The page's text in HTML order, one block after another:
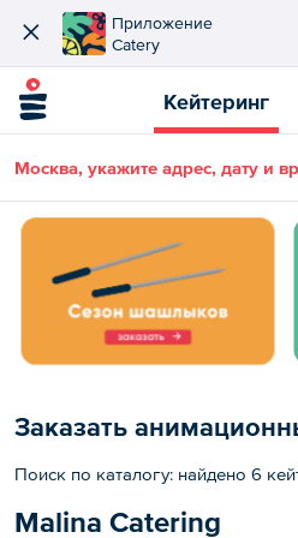
Приложение
Catery
Кейтеринг
Москва, укажите адрес, дату и
Заказать
Поиск по каталогу: найдено 6
Malina Catering